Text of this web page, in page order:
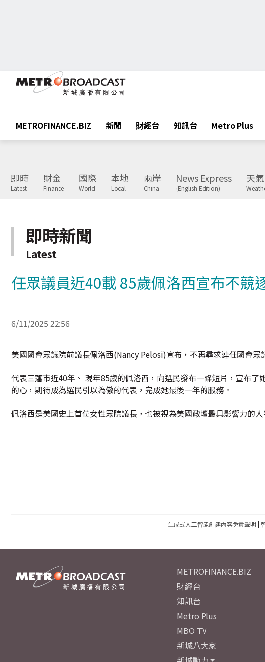
METROFINANCE.BIZ 新聞 財經台 知訊台 Metro Plus
即時
Latest
財金
Finance
國際
World
本地
Local
兩岸
China
News Express
(English Edition)
天氣
即時新聞
Latest
任眾議員近40載 85歲佩洛西宣布不競
6/11/2025 22:56
美國國會眾議院前議長佩洛西(Nancy Pelosi)宣布，不再尋求連任國會眾
代表三藩市近40年、 現年85歲的佩洛西，向選民發布一條短片，宣布
的心，期待成為選民引以為傲的代表，完成她最後一年的服務。
佩洛西是美國史上首位女性眾院議長，也被視為美國政壇最具影響力的人
生成式人工智能創建內容免責聲明|
METROFINANCE.BIZ
財經台
知訊台
Metro Plus
MBO TV
新城八大家